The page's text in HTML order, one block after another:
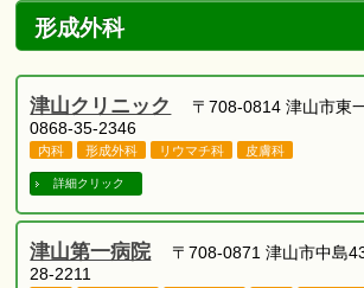
形成外科
津山クリニック
〒708-0814 津山市東
0868-35-2346
内科 形成外科 リウマチ科 皮膚科
詳細クリック
津山第一病院〒708-0871 津山市中島
28-2211